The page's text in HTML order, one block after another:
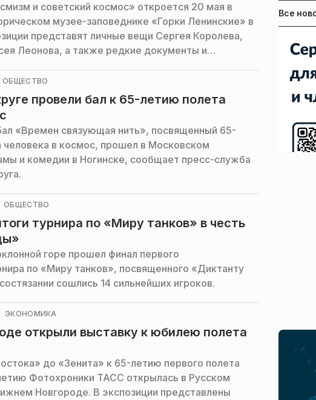
и советский космос» откроется 20 мая в
музее-заповеднике «Горки Ленинские» в
представят личные вещи Сергея Королева,
Леонова, а также редкие документы и
области.
ОБЩЕСТВО
провели бал к 65-летию полета
«Времен связующая нить», посвященный 65-
человека в космос, прошел в Московском
и комедии в Ногинске, сообщает пресс-служба
ОБЩЕСТВО
турнира по «Миру танков» в честь
горе прошел финал первого
по «Миру танков», посвященного «Диктанту
сошлись 14 сильнейших игроков.
ЭКОНОМИКА
открыли выставку к юбилею полета
до «Зенита» к 65-летию первого полета
Фотохроники ТАСС открылась в Русском
Новгороде. В экспозиции представлены
Все